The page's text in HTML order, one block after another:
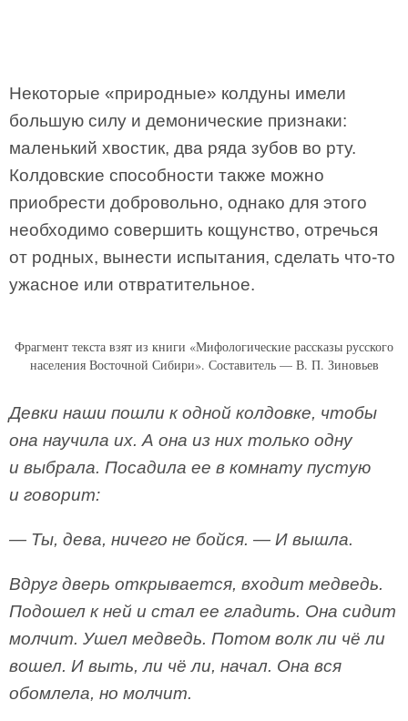
Некоторые «природные» колдуны имели
большую силу и демонические признаки:
маленький хвостик, два ряда зубов во рту.
Колдовские способности также можно
приобрести добровольно, однако для этого
необходимо совершить кощунство, отречься
от родных, вынести испытания, сделать что-то
ужасное или отвратительное.
Фрагмент текста взят из книги «Мифологические рассказы русского
населения Восточной Сибири». Составитель — В. П. Зиновьев
Девки наши пошли к одной колдовке, чтобы
она научила их. А она из них только одну
и выбрала. Посадила ее в комнату пустую
и говорит:
— Ты, дева, ничего не бойся. — И вышла.
Вдруг дверь открывается, входит медведь.
Подошел к ней и стал ее гладить. Она сидит
молчит. Ушел медведь. Потом волк ли чё ли
вошел. И выть, ли чё ли, начал. Она вся
обомлела, но молчит.